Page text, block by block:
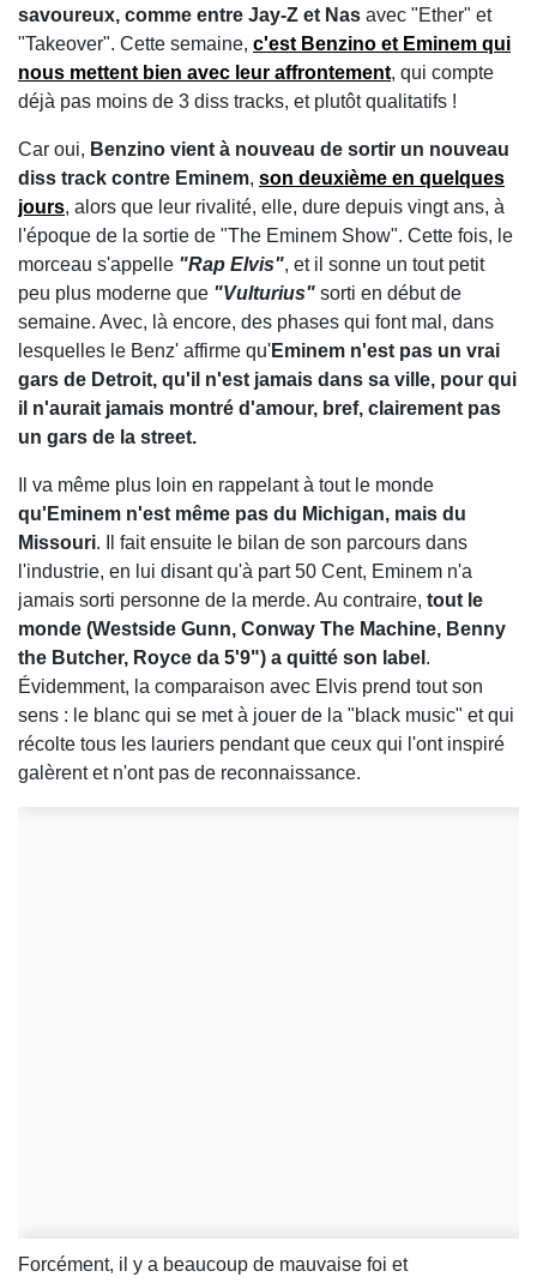
savoureux, comme entre Jay-Z et Nas avec "Ether" et
"Takeover". Cette semaine, c'est Benzino et Eminem qui
nous mettent bien avec leur affrontement, qui compte
déjà pas moins de 3 diss tracks, et plutôt qualitatifs !
Car oui, Benzino vient à nouveau de sortir un nouveau
diss track contre Eminem, son deuxième en quelques
jours, alors que leur rivalité, elle, dure depuis vingt ans, à
l'époque de la sortie de "The Eminem Show". Cette fois, le
morceau s'appelle "Rap Elvis", et il sonne un tout petit
peu plus moderne que "Vulturius" sorti en début de
semaine. Avec, là encore, des phases qui font mal, dans
lesquelles le Benz' affirme qu'Eminem n'est pas un vrai
gars de Detroit, qu'il n'est jamais dans sa ville, pour qui
il n'aurait jamais montré d'amour, bref, clairement pas
un gars de la street.
Il va même plus loin en rappelant à tout le monde
qu'Eminem n'est même pas du Michigan, mais du
Missouri. Il fait ensuite le bilan de son parcours dans
l'industrie, en lui disant qu'à part 50 Cent, Eminem n'a
jamais sorti personne de la merde. Au contraire, tout le
monde (Westside Gunn, Conway The Machine, Benny
the Butcher, Royce da 5'9") a quitté son label .
Évidemment, la comparaison avec Elvis prend tout son
sens : le blanc qui se met à jouer de la "black music" et qui
récolte tous les lauriers pendant que ceux qui l'ont inspiré
galèrent et n'ont pas de reconnaissance.
Forcément, il y a beaucoup de mauvaise foi et